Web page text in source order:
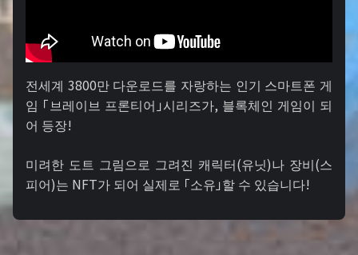
전세계 3800만 다운로드를 자랑하는 인기 스마트폰 게
임 「브레이브 프론티어」시리즈가, 블록체인 게임이 되
어 등장!
미려한 도트 그림으로 그려진 캐릭터(유닛)나 장비(스
피어)는 NFT가 되어 실제로 「소유」할 수 있습니다!